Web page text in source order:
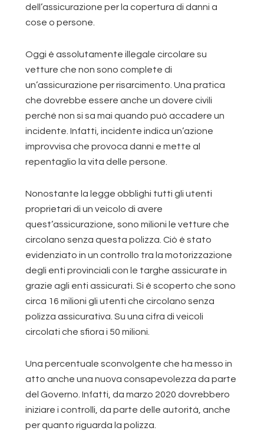
dell’assicurazione per la copertura di danni a
cose o persone.
Oggi è assolutamente illegale circolare su
vetture che non sono complete di
un’assicurazione per risarcimento. Una pratica
che dovrebbe essere anche un dovere civili
perché non si sa mai quando può accadere un
incidente. Infatti, incidente indica un’azione
improvvisa che provoca danni e mette al
repentaglio la vita delle persone.
Nonostante la legge obblighi tutti gli utenti
proprietari di un veicolo di avere
quest’assicurazione, sono milioni le vetture che
circolano senza questa polizza. Ciò è stato
evidenziato in un controllo tra la motorizzazione
degli enti provinciali con le targhe assicurate in
grazie agli enti assicurati. Si è scoperto che sono
circa 16 milioni gli utenti che circolano senza
polizza assicurativa. Su una cifra di veicoli
circolati che sfiora i 50 milioni.
Una percentuale sconvolgente che ha messo in
atto anche una nuova consapevolezza da parte
del Governo. Infatti, da marzo 2020 dovrebbero
iniziare i controlli, da parte delle autorità, anche
per quanto riguarda la polizza.